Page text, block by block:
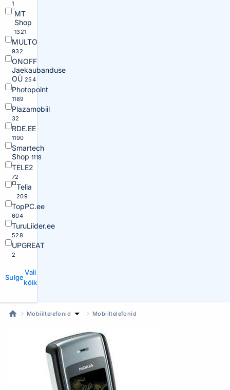
1
MT
Shop
1321
MULTO
932
ONOFF
Jaekaubanduse
OÜ 254
Photopoint
1189
Plazamobiil
32
RDE.EE
1190
Smartech
Shop 1118
TELE2
72
Telia
209
TopPC.ee
604
TuruLiider.ee
528
UPGREAT
2
Sulge
Vali
kõik
Mobiiltelefonid Mobiiltelefonid